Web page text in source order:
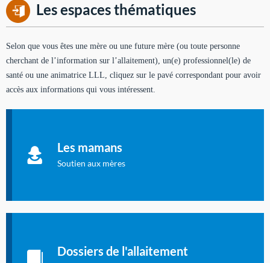
Les espaces thématiques
Selon que vous êtes une mère ou une future mère (ou toute personne
cherchant de l’information sur l’allaitement), un(e) professionnel(le) de
santé ou une animatrice LLL, cliquez sur le pavé correspondant pour avoir
accès aux informations qui vous intéressent.
Les mamans
Soutien aux mères
à allaiter et vous informer : toutes les rubriques qui
concernent l'allaitement.
Dossiers de l'allaitement
dernières études sur l'allaitement publiées dans la presse